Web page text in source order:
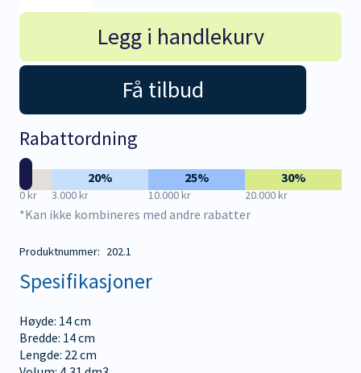
Legg i handlekurv
Få tilbud
Rabattordning
0 kr
20%
3.000 kr
25%
10.000 kr
30%
20.000 kr
*Kan ikke kombineres med andre rabatter
Produktnummer: 202.1
Spesifikasjoner
Høyde: 14 cm
Bredde: 14 cm
Lengde: 22 cm